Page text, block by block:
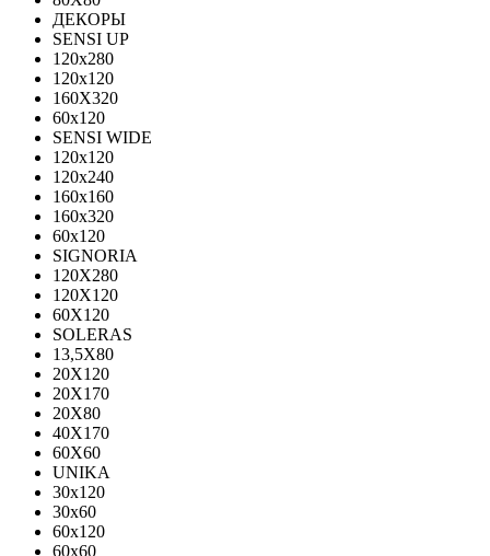
ДЕКОРЫ
SENSI UP
120x280
120х120
160X320
60х120
SENSI WIDE
120x120
120x240
160x160
160x320
60x120
SIGNORIA
120X280
120Х120
60X120
SOLERAS
13,5Х80
20Х120
20Х170
20Х80
40Х170
60Х60
UNIKA
30х120
30х60
60х120
60х60